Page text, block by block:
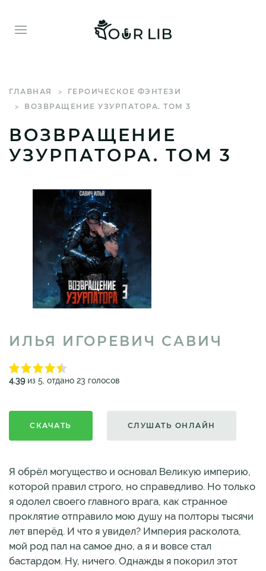
ГЛАВНАЯ
ГЕРОИЧЕСКОЕ ФЭНТЕЗИ
ВОЗВРАЩЕНИЕ УЗУРПАТОРА. ТОМ 3
ВОЗВРАЩЕНИЕ
УЗУРПАТОРА. ТОМ 3
ИЛЬЯ ИГОРЕВИЧ САВИЧ
4.39из 5, отдано 23 голосов
СКАЧАТЬ СЛУШАТЬ ОНЛАЙН
Я обрёл могущество и основал Великую империю,
которой правил строго, но справедливо. Но только
я одолел своего главного врага, как странное
проклятие отправило мою душу на полторы тысячи
лет вперёд. И что я увидел? Империя расколота,
мой род пал на самое дно, а я и вовсе стал
бастардом. Ну, ничего. Однажды я покорил этот